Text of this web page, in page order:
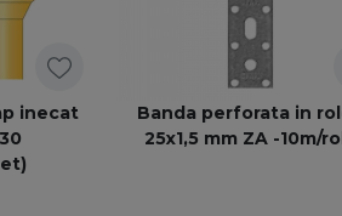
inecat
Banda perforata in
25x1,5 mm ZA -10m/